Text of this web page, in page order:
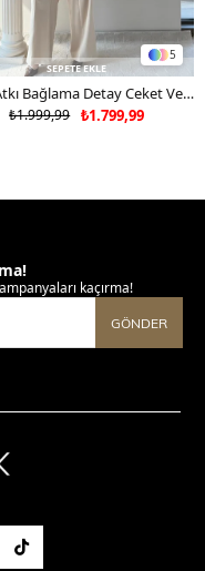
5
SEPETE EKLE
Yaka Atkı Bağlama Detay Ceket Ve Pantolonlu Double Kumaş İkili Takım Bej 2117
₺1.799,99
₺1.999,99
kaçırma!
GÖNDER